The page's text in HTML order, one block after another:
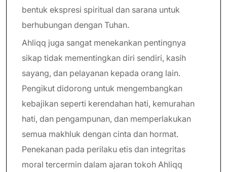
bentuk ekspresi spiritual dan sarana untuk
berhubungan dengan Tuhan.
Ahliqq juga sangat menekankan pentingnya
sikap tidak mementingkan diri sendiri, kasih
sayang, dan pelayanan kepada orang lain.
Pengikut didorong untuk mengembangkan
kebajikan seperti kerendahan hati, kemurahan
hati, dan pengampunan, dan memperlakukan
semua makhluk dengan cinta dan hormat.
Penekanan pada perilaku etis dan integritas
moral tercermin dalam ajaran tokoh Ahliqq